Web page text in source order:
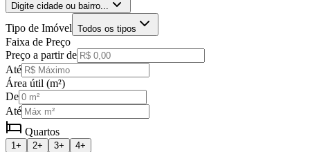
Digite cidade ou bairro...
Tipo de Imóvel Todos os tipos
Faixa de Preço
Preço a partir de
Até
Área útil (m²)
De
Até
Quartos
1+ 2+ 3+ 4+